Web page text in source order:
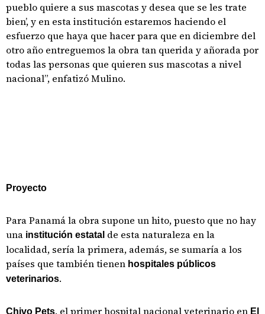
pueblo quiere a sus mascotas y desea que se les trate
bien’, y en esta institución estaremos haciendo el
esfuerzo que haya que hacer para que en diciembre del
otro año entreguemos la obra tan querida y añorada por
todas las personas que quieren sus mascotas a nivel
nacional”, enfatizó Mulino.
Proyecto
Para Panamá la obra supone un hito, puesto que no hay
una institución estatal de esta naturaleza en la
localidad, sería la primera, además, se sumaría a los
países que también tienen hospitales públicos
veterinarios.
Chivo Pets, el primer hospital nacional veterinario en El